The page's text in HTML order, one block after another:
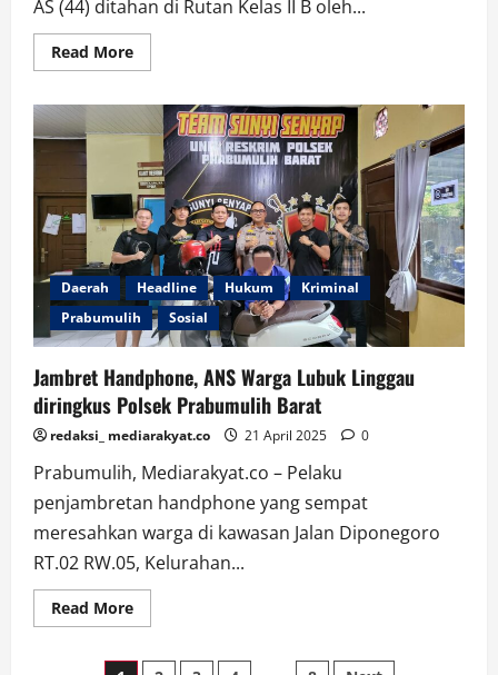
AS (44) ditahan di Rutan Kelas II B oleh...
Read MoreRead
more
Kasus
Penipuan
Akhirnya
ditahan
di
Rutan
Kelas
IIB
Prabumulih
Daerah Headline Hukum
Kriminal
Prabumulih
Sosial
Jambret Handphone, ANS Warga Lubuk Linggau
diringkus Polsek Prabumulih Barat
redaksi_ mediarakyat.co 21 April 2025 0
Prabumulih, Mediarakyat.co – Pelaku
penjambretan handphone yang sempat
meresahkan warga di kawasan Jalan Diponegoro
RT.02 RW.05, Kelurahan...
Read MoreRead
more
Handphone,